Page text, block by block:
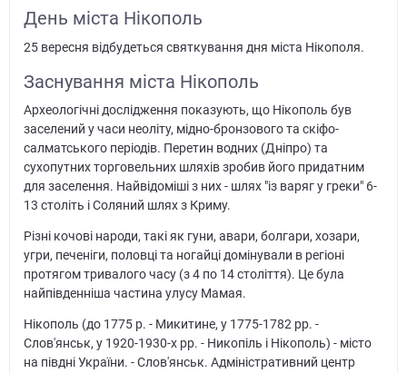
День міста Нікополь
25 вересня відбудеться святкування дня міста Нікополя.
Заснування міста Нікополь
Археологічні дослідження показують, що Нікополь був
заселений у часи неоліту, мідно-бронзового та скіфо-
салматського періодів. Перетин водних (Дніпро) та
сухопутних торговельних шляхів зробив його придатним
для заселення. Найвідоміші з них - шлях "із варяг у греки" 6-
13 століть і Соляний шлях з Криму.
Різні кочові народи, такі як гуни, авари, болгари, хозари,
угри, печеніги, половці та ногайці домінували в регіоні
протягом тривалого часу (з 4 по 14 століття). Це була
найпівденніша частина улусу Мамая.
Нікополь (до 1775 р. - Микитине, у 1775-1782 рр. -
Слов'янськ, у 1920-1930-х рр. - Никопіль і Нікополь) - місто
на півдні України. - Слов'янськ. Адміністративний центр